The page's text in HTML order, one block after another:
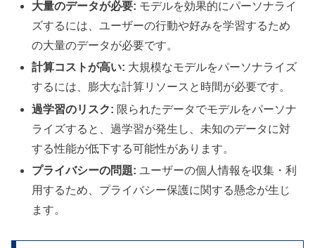
大量のデータが必要: モデルを効果的にパーソナライ
ズするには、ユーザーの行動や好みを学習するため
の大量のデータが必要です。
計算コストが高い: 大規模なモデルをパーソナライズ
するには、膨大な計算リソースと時間が必要です。
過学習のリスク: 限られたデータでモデルをパーソナ
ライズすると、過学習が発生し、未知のデータに対
する性能が低下する可能性があります。
プライバシーの問題: ユーザーの個人情報を収集・利
用するため、プライバシー保護に関する懸念が生じ
ます。